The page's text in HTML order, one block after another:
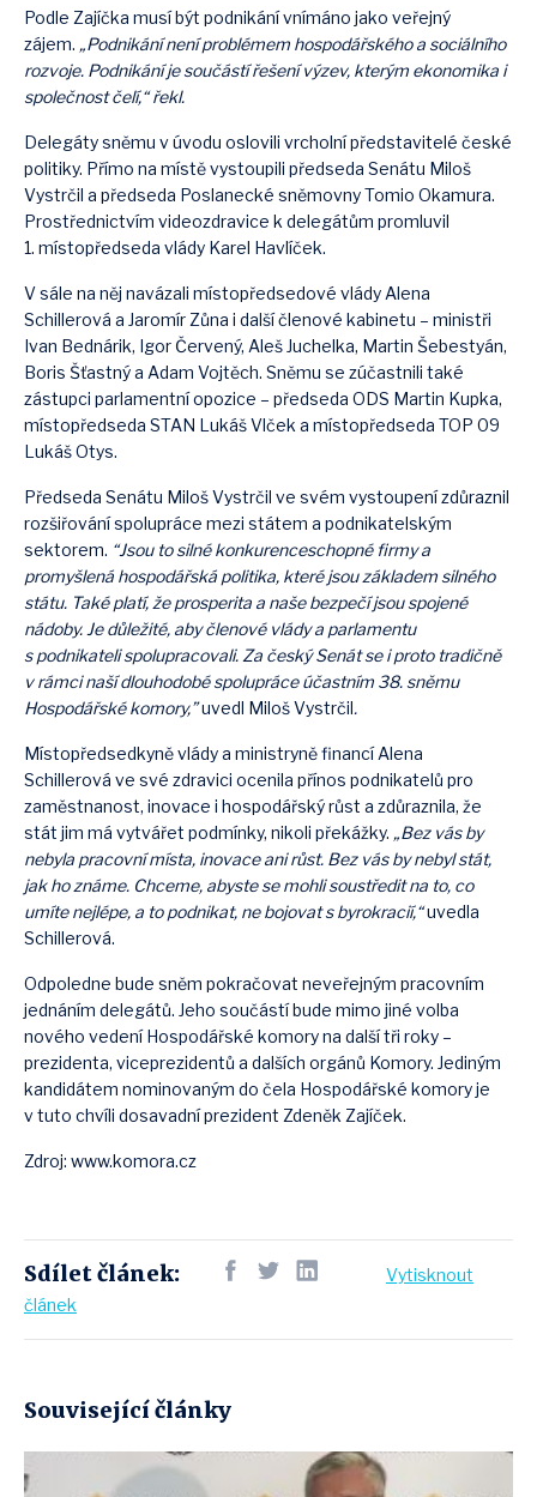
Podle Zajíčka musí být podnikání vnímáno jako veřejný
zájem. „Podnikání není problémem hospodářského a sociálního
rozvoje. Podnikání je součástí řešení výzev, kterým ekonomika i
společnost čelí,“ řekl.
Delegáty sněmu v úvodu oslovili vrcholní představitelé české
politiky. Přímo na místě vystoupili předseda Senátu Miloš
Vystrčil a předseda Poslanecké sněmovny Tomio Okamura.
Prostřednictvím videozdravice k delegátům promluvil
1. místopředseda vlády Karel Havlíček.
V sále na něj navázali místopředsedové vlády Alena
Schillerová a Jaromír Zůna i další členové kabinetu – ministři
Ivan Bednárik, Igor Červený, Aleš Juchelka, Martin Šebestyán,
Boris Šťastný a Adam Vojtěch. Sněmu se zúčastnili také
zástupci parlamentní opozice – předseda ODS Martin Kupka,
místopředseda STAN Lukáš Vlček a místopředseda TOP 09
Lukáš Otys.
Předseda Senátu Miloš Vystrčil ve svém vystoupení zdůraznil
rozšiřování spolupráce mezi státem a podnikatelským
sektorem. “Jsou to silné konkurenceschopné firmy a
promyšlená hospodářská politika, které jsou základem silného
státu. Také platí, že prosperita a naše bezpečí jsou spojené
nádoby. Je důležité, aby členové vlády a parlamentu
s podnikateli spolupracovali. Za český Senát se i proto tradičně
v rámci naší dlouhodobé spolupráce účastním 38. sněmu
Hospodářské komory,”uvedl Miloš Vystrčil.
Místopředsedkyně vlády a ministryně financí Alena
Schillerová ve své zdravici ocenila přínos podnikatelů pro
zaměstnanost, inovace i hospodářský růst a zdůraznila, že
stát jim má vytvářet podmínky, nikoli překážky. „Bez vás by
nebyla pracovní místa, inovace ani růst. Bez vás by nebyl stát,
jak ho známe. Chceme, abyste se mohli soustředit na to, co
umíte nejlépe, a to podnikat, ne bojovat s byrokracií,“uvedla
Schillerová.
Odpoledne bude sněm pokračovat neveřejným pracovním
jednáním delegátů. Jeho součástí bude mimo jiné volba
nového vedení Hospodářské komory na další tři roky –
prezidenta, viceprezidentů a dalších orgánů Komory. Jediným
kandidátem nominovaným do čela Hospodářské komory je
v tuto chvíli dosavadní prezident Zdeněk Zajíček.
Zdroj: www.komora.cz
Sdílet článek:
Vytisknout
článek
Související články